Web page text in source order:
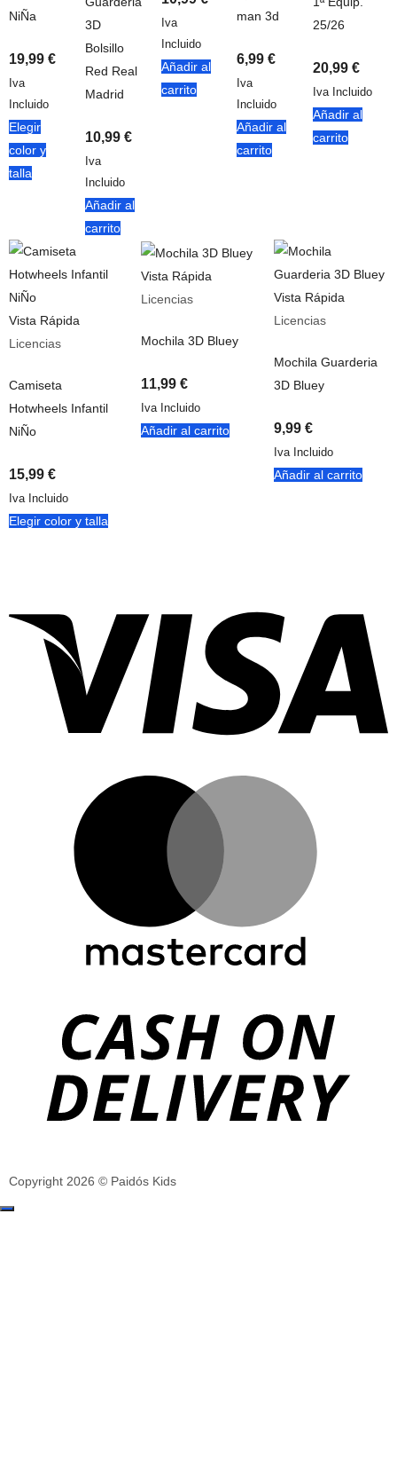
NiÑa
19,99 €
Iva
Incluido
Elegir
color y
talla
3D
Bolsillo
Red Real
Madrid
10,99 €
Iva
Incluido
Añadir al
carrito
Iva
Incluido
Añadir al
carrito
man 3d
6,99€
Iva
Incluido
Añadir al
carrito
25/26
20,99 €
Iva Incluido
Añadir al
carrito
Vista Rápida
Licencias
Camiseta
Hotwheels Infantil
NiÑo
15,99 €
Iva Incluido
Elegir color y talla
Vista Rápida
Licencias
Mochila 3D Bluey
11,99€
Iva Incluido
Añadir al carrito
Vista Rápida
Licencias
Mochila Guarderia
3D Bluey
9,99 €
Iva Incluido
Añadir al carrito
Copyright 2026 © Paidós Kids